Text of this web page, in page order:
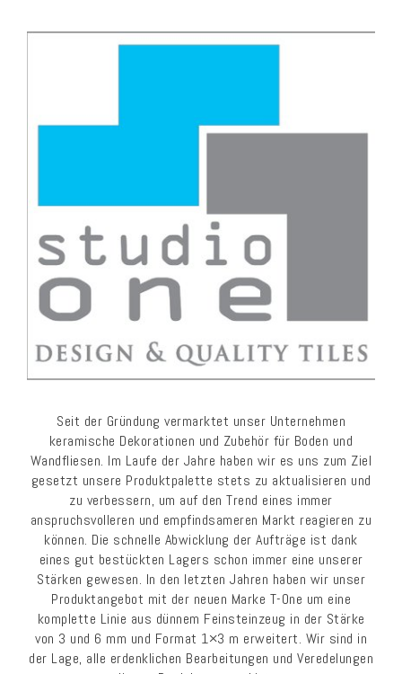
Seit der Gründung vermarktet unser Unternehmen
keramische Dekorationen und Zubehör für Boden und
Wandfliesen. Im Laufe der Jahre haben wir es uns zum Ziel
gesetzt unsere Produktpalette stets zu aktualisieren und
zu verbessern, um auf den Trend eines immer
anspruchsvolleren und empfindsameren Markt reagieren zu
können. Die schnelle Abwicklung der Aufträge ist dank
eines gut bestückten Lagers schon immer eine unserer
Stärken gewesen. In den letzten Jahren haben wir unser
Produktangebot mit der neuen Marke T-One um eine
komplette Linie aus dünnem Feinsteinzeug in der Stärke
von 3 und 6 mm und Format 1×3 m erweitert. Wir sind in
der Lage, alle erdenklichen Bearbeitungen und Veredelungen